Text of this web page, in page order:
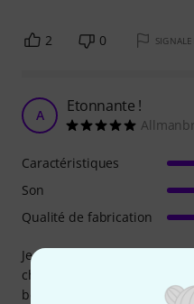
2 0
A Etonnante !
Je cherchais déjà à me faire
chère à éventuellement
besoin ,étant garni
Caractéristiques
Son
Qualité de fabrication